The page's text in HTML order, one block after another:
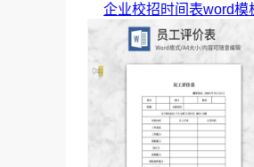
企业校招时间表word模